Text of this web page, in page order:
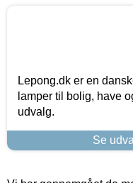
Lepong.dk er en
lamper til bolig, have
udvalg.
Se